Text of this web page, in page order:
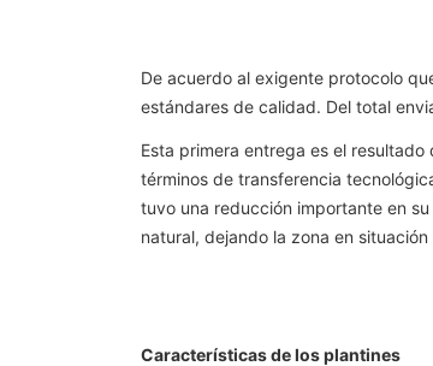
De acuerdo al exigente protocolo
estándares de calidad. Del total
Esta primera entrega es el
términos de transferencia
tuvo una reducción importante en
natural, dejando la zona en
Características de los plantines